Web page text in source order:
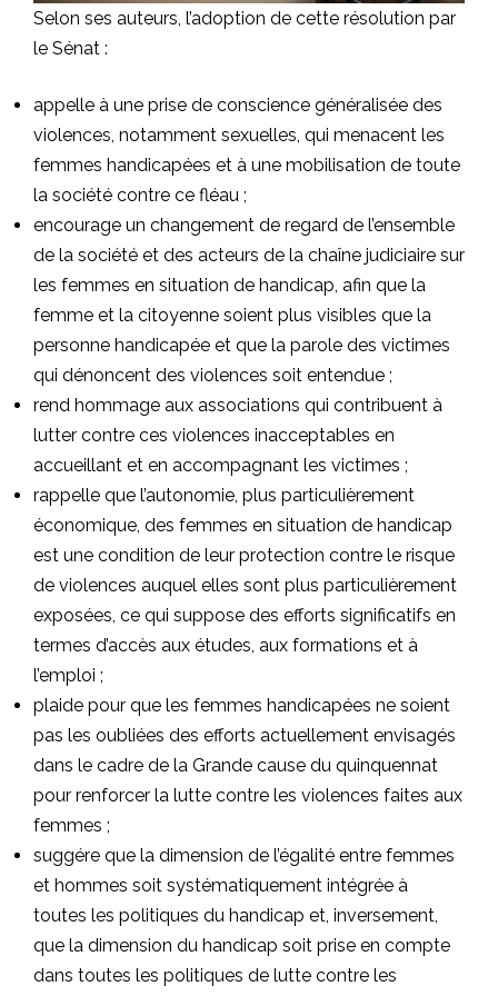
Selon ses auteurs, l’adoption de cette résolution par
le Sénat :
appelle à une prise de conscience généralisée des
violences, notamment sexuelles, qui menacent les
femmes handicapées et à une mobilisation de toute
la société contre ce fléau ;
encourage un changement de regard de l’ensemble
de la société et des acteurs de la chaîne judiciaire sur
les femmes en situation de handicap, afin que la
femme et la citoyenne soient plus visibles que la
personne handicapée et que la parole des victimes
qui dénoncent des violences soit entendue ;
rend hommage aux associations qui contribuent à
lutter contre ces violences inacceptables en
accueillant et en accompagnant les victimes ;
rappelle que l’autonomie, plus particulièrement
économique, des femmes en situation de handicap
est une condition de leur protection contre le risque
de violences auquel elles sont plus particulièrement
exposées, ce qui suppose des efforts significatifs en
termes d’accès aux études, aux formations et à
l’emploi ;
plaide pour que les femmes handicapées ne soient
pas les oubliées des efforts actuellement envisagés
dans le cadre de la Grande cause du quinquennat
pour renforcer la lutte contre les violences faites aux
femmes ;
suggére que la dimension de l’égalité entre femmes
et hommes soit systématiquement intégrée à
toutes les politiques du handicap et, inversement,
que la dimension du handicap soit prise en compte
dans toutes les politiques de lutte contre les